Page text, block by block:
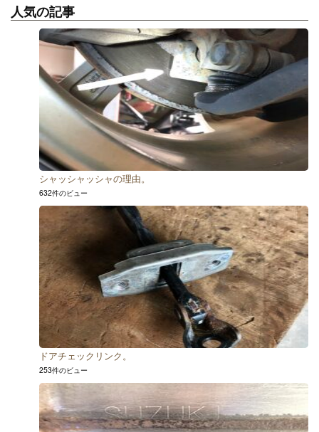
人気の記事
シャッシャッシャの理由。
632件のビュー
ドアチェックリンク。
253件のビュー